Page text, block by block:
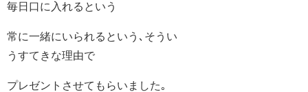
毎日口に入れるという
常に一緒にいられるという､そうい
うすてきな理由で
プレゼントさせてもらいました｡